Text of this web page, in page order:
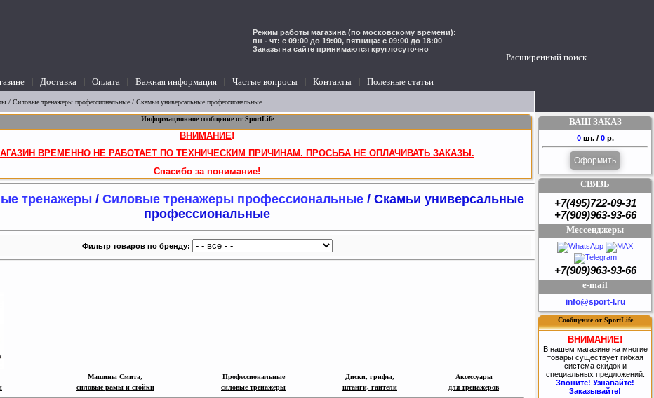
Расширенный поиск
Режим работы магазина (по московскому времени):
пн - чт: с 09:00 до 19:00, пятница: с 09:00 до 18:00
Заказы на сайте принимаются круглосуточно
Доставка Оплата Важная информация Частые вопросы Контакты Полезные статьи
/ Силовые тренажеры профессиональные / Скамьи универсальные профессиональные
Информационное сообщение от SportLife
ВНИМАНИЕ!
ВРЕМЕННО НЕ РАБОТАЕТ ПО ТЕХНИЧЕСКИМ ПРИЧИНАМ. ПРОСЬБА НЕ ОПЛАЧИВАТЬ ЗАКАЗЫ.
Спасибо за понимание!
тренажеры / Силовые тренажеры профессиональные/ Скамьи универсальные
профессиональные
Фильтр товаров по бренду:
Машины Смита,
силовые рамы и стойки
Профессиональные
силовыетренажеры
Диски, грифы,
штанги, гантели
Аксессуары
для тренажеров
ВАШ ЗАКАЗ
0 шт. / 0 р.
Оформить
СВЯЗЬ
+7(495)722-09-31
+7(909)963-93-66
Мессенджеры
+7(909)963-93-66
e-mail
info@sport-l.ru
Сообщение от SportLife
ВНИМАНИЕ!
В нашем магазине на многие
товары существует гибкая
система скидок и
специальных предложений.
Звоните! Узнавайте!
Заказывайте!